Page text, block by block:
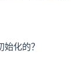
化的？